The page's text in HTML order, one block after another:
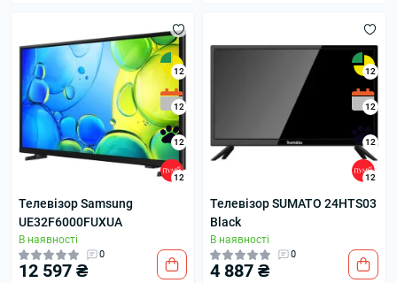
12
12
12
12
Телевізор Samsung
UE32F6000FUXUA
В наявності
0
12 597 ₴
12
12
12
12
Телевізор SUMATO 24HTS03
Black
В наявності
0
4 887 ₴